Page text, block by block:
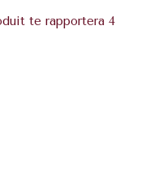
te rapportera 4